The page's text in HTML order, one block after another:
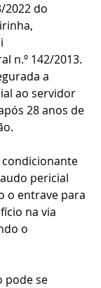
2022 do
n.º 142/2013.
a
ao servidor
28 anos de
condicionante
pericial
o entrave para
na via
o
pode se